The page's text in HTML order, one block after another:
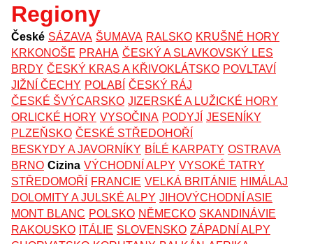
Regiony
České SÁZAVA ŠUMAVA RALSKO KRUŠNÉ HORY
KRKONOŠE PRAHA ČESKÝ A SLAVKOVSKÝ LES
BRDY ČESKÝ KRAS A KŘIVOKLÁTSKO POVLTAVÍ
JIŽNÍ ČECHY POLABÍ ČESKÝ RÁJ
ČESKÉ ŠVÝCARSKO JIZERSKÉ A LUŽICKÉ HORY
ORLICKÉ HORY VYSOČINA PODYJÍ JESENÍKY
PLZEŇSKO ČESKÉ STŘEDOHOŘÍ
BESKYDY A JAVORNÍKY BÍLÉ KARPATY OSTRAVA
BRNO Cizina VÝCHODNÍ ALPY VYSOKÉ TATRY
STŘEDOMOŘÍ
FRANCIE VELKÁ BRITÁNIE HIMÁLAJ
DOLOMITY A JULSKÉ ALPY JIHOVÝCHODNÍ ASIE
MONT BLANC POLSKO NĚMECKO SKANDINÁVIE
RAKOUSKO ITÁLIE SLOVENSKO ZÁPADNÍ ALPY